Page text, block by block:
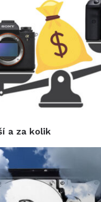
a za kolik